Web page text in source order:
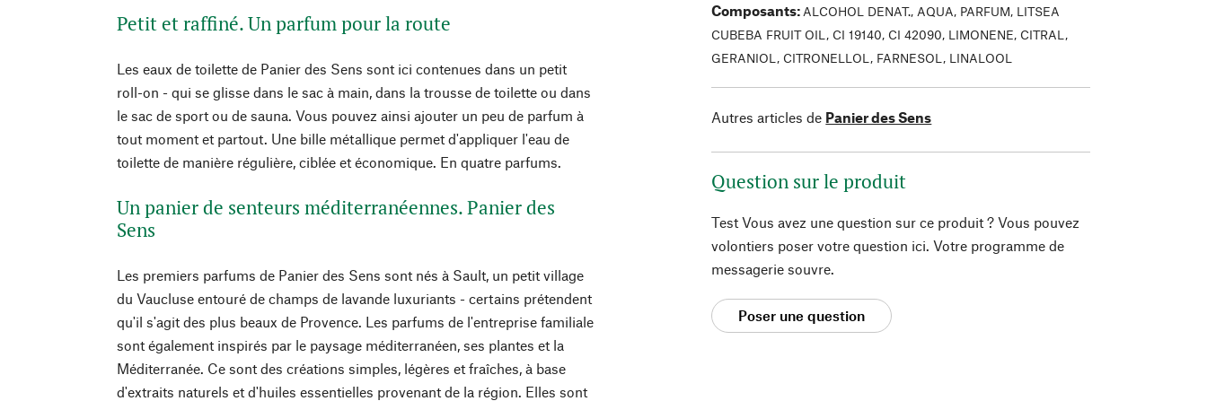
Petit et raffiné. Un parfum pour la route
Les eaux de toilette de Panier des Sens sont ici contenues dans un petit
roll-on - qui se glisse dans le sac à main, dans la trousse de toilette ou dans
le sac de sport ou de sauna. Vous pouvez ainsi ajouter un peu de parfum à
tout moment et partout. Une bille métallique permet d'appliquer l'eau de
toilette de manière régulière, ciblée et économique. En quatre parfums.
Un panier de senteurs méditerranéennes. Panier des
Sens
Les premiers parfums de Panier des Sens sont nés à Sault, un petit village
du Vaucluse entouré de champs de lavande luxuriants - certains prétendent
qu'il s'agit des plus beaux de Provence. Les parfums de l'entreprise familiale
sont également inspirés par le paysage méditerranéen, ses plantes et la
Méditerranée. Ce sont des créations simples, légères et fraîches, à base
d'extraits naturels et d'huiles essentielles provenant de la région. Elles sont
Composants: ALCOHOL DENAT., AQUA, PARFUM, LITSEA
CUBEBA FRUIT OIL, CI 19140, CI 42090, LIMONENE, CITRAL,
GERANIOL, CITRONELLOL, FARNESOL, LINALOOL
Autres articles de Panier des Sens
Question sur le produit
Test Vous avez une question sur ce produit ? Vous pouvez
volontiers poser votre question ici. Votre programme de
messagerie souvre.
Poser une question